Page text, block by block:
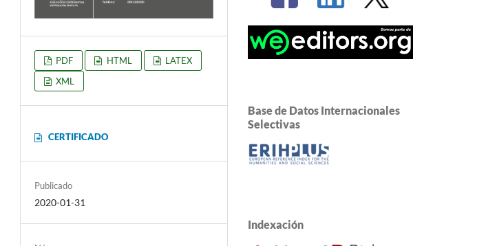
PDF HTML
LATEX
XML
CERTIFICADO
Publicado
2020-01-31
Base de Datos Internacionales
Selectivas
Indexación